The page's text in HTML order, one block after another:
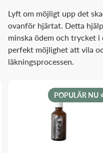
Lyft om möjligt upp det
ovanför hjärtat. Detta
minska ödem och trycket
perfekt möjlighet att vila
läkningsprocessen.
POPULÄR NU